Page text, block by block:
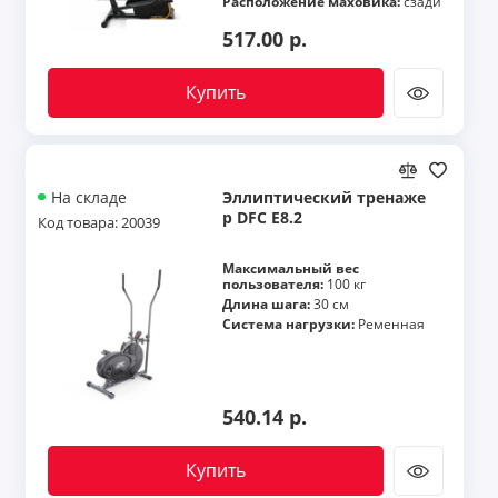
517.00 р.
Купить
На складе
Код товара: 20039
Эллиптический тренаже
р DFC E8.2
Максимальный вес
пользователя: 100 кг
Длина шага:30 см
Система нагрузки: Ременная
540.14 р.
Купить